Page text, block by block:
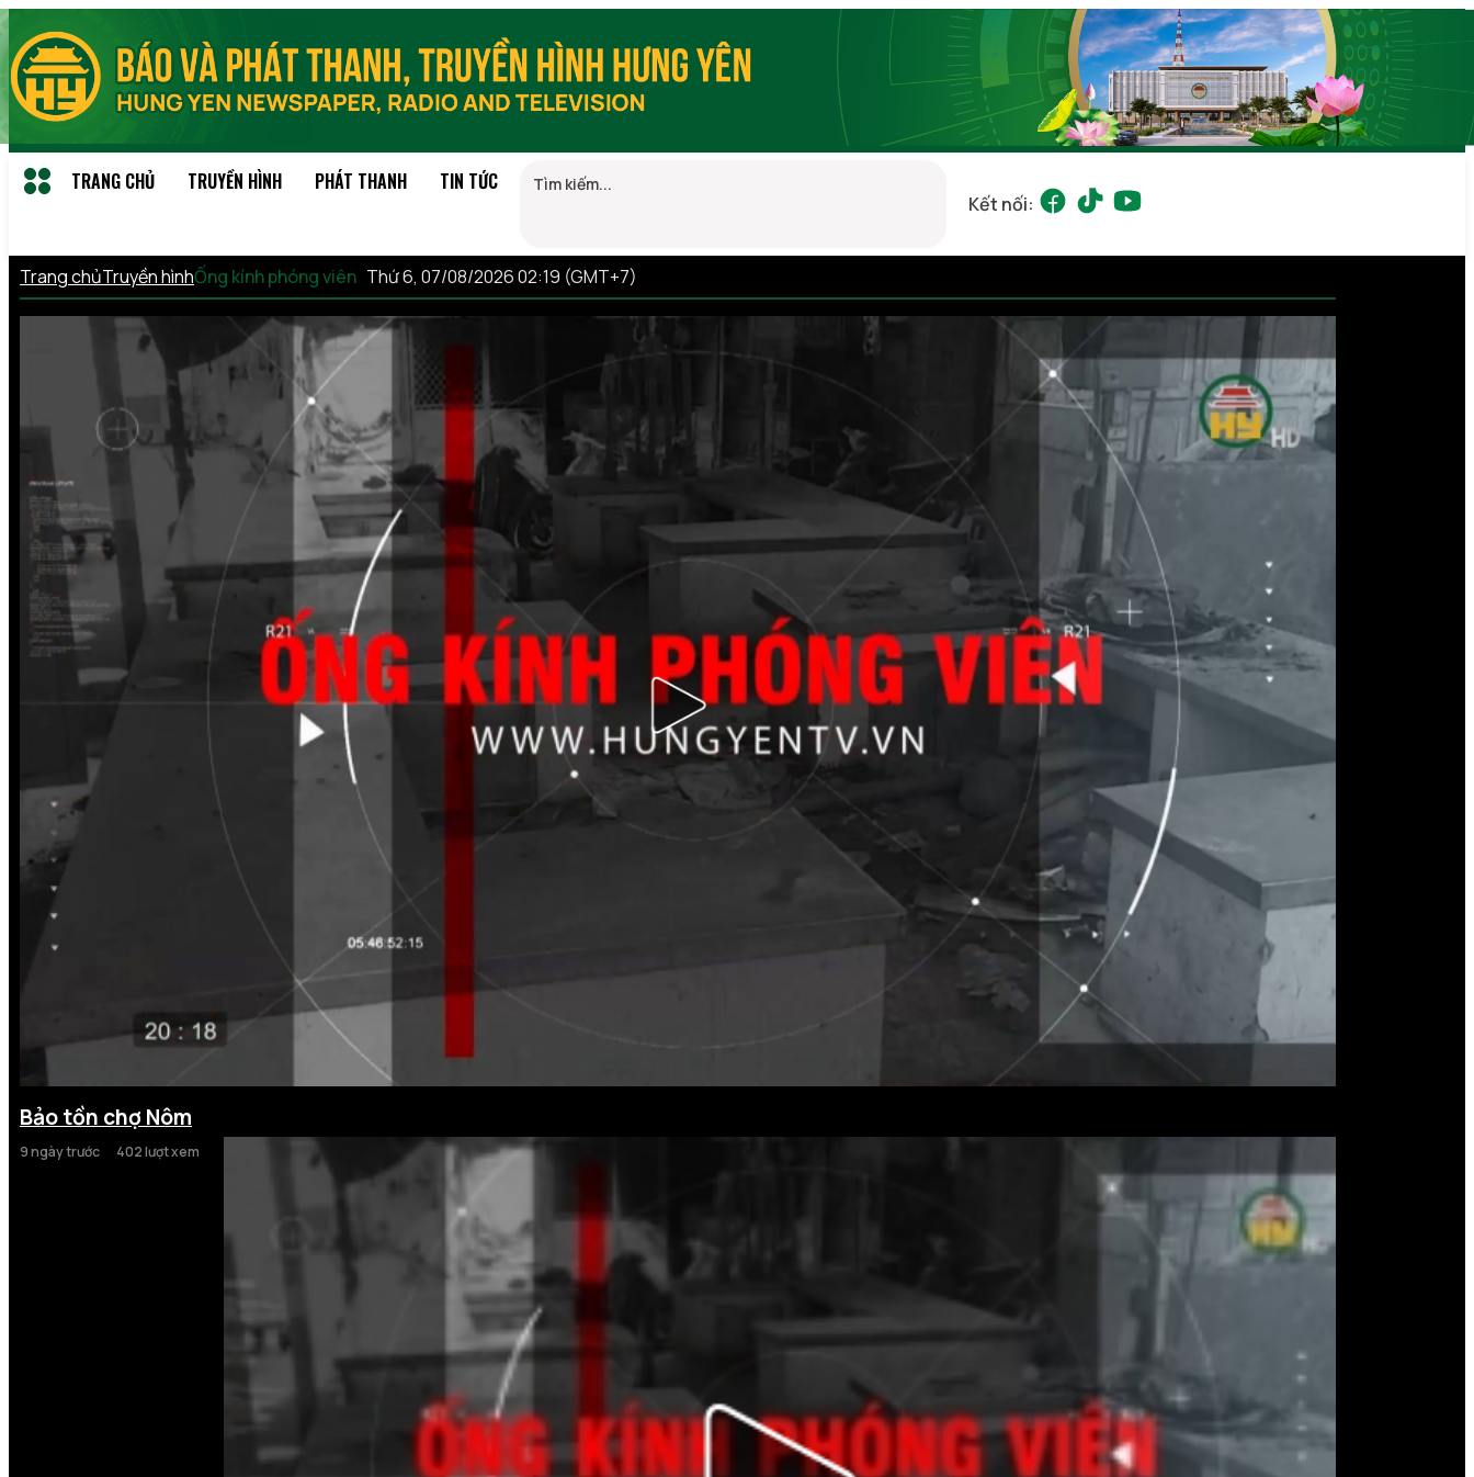
TRANG CHỦ TRUYỀN HÌNH PHÁT THANH TIN TỨC
Kết nối:
Trang chủTruyền hìnhỐng kính phóng viên Thứ 6, 07/08/2026 02:19 (GMT+7)
Bảo tồn chợ Nôm
9 ngày trước 402 lượt xem